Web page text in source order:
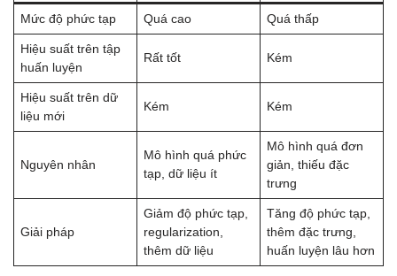
Mức độ phức tạp Quá cao Quá thấp
Hiệu suất trên tập
huấn luyện
Rất tốt Kém
Hiệu suất trên dữ
liệu mới
Kém Kém
Nguyên nhân
Mô hình quá phức
tạp, dữ liệu ít
Mô hình quá đơn
giản, thiếu đặc
trưng
Giải pháp
Giảm độ phức tạp,
regularization,
thêm dữ liệu
Tăng độ phức tạp,
thêm đặc trưng,
huấn luyện lâu hơn